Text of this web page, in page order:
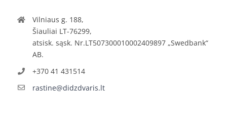
Vilniaus g. 188,
Šiauliai LT-76299,
atsisk. sąsk. Nr.LT507300010002409897 „Swedbank“
AB.
+370 41 431514
rastine@didzdvaris.lt